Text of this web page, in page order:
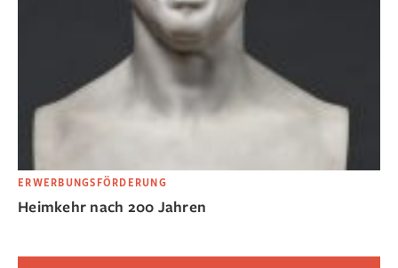
ERWERBUNGSFÖRDERUNG
Heimkehr nach 200 Jahren